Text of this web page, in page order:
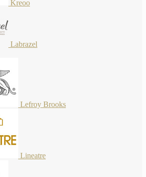
Kreoo
Labrazel
Lefroy Brooks
Lineatre